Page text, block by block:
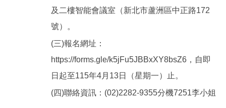
及二樓智能會議室（新北市蘆洲區中正路172
號）。
(三)報名網址：
https://forms.gle/k5jFu5JBBxXY8bsZ6，自即
日起至115年4月13日（星期一）止。
(四)聯絡資訊：(02)2282-9355分機7251李小姐